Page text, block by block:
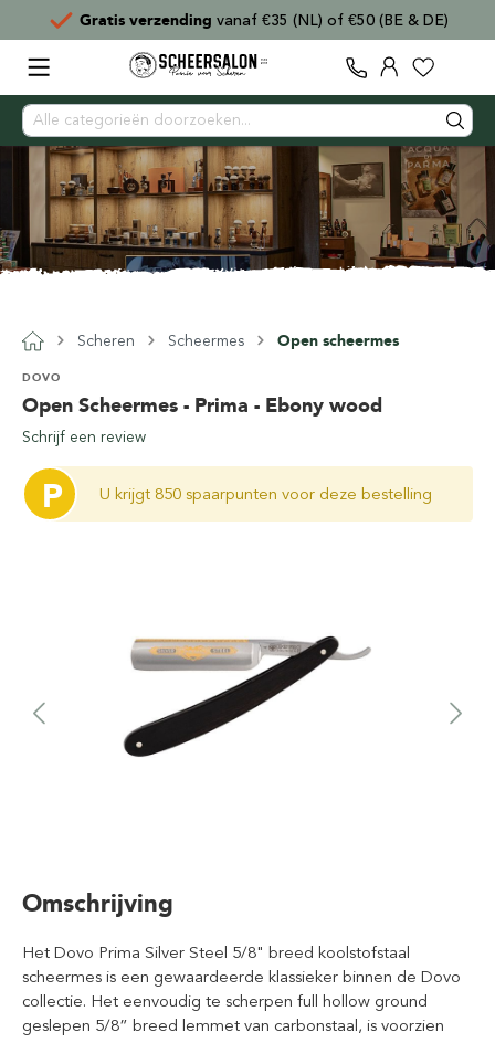
Voor15:00besteld, direct verzonden
Scheren Scheermes Open scheermes
Open Scheermes - Prima - Ebony wood
DOVO
Schrijf een review
P U krijgt 850 spaarpunten voor deze bestelling
Omschrijving
Het Dovo Prima Silver Steel 5/8" breed koolstofstaal
scheermes is een gewaardeerde klassieker binnen de Dovo
collectie. Het eenvoudig te scherpen full hollow ground
geslepen 5/8” breed lemmet van carbonstaal, is voorzien